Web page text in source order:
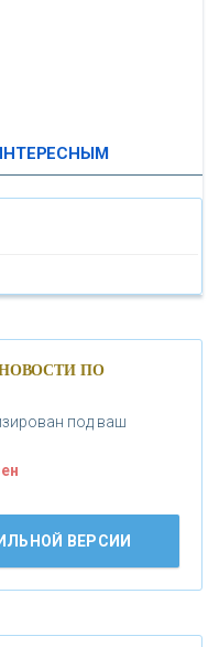
ПО
под ваш
ВЕРСИИ